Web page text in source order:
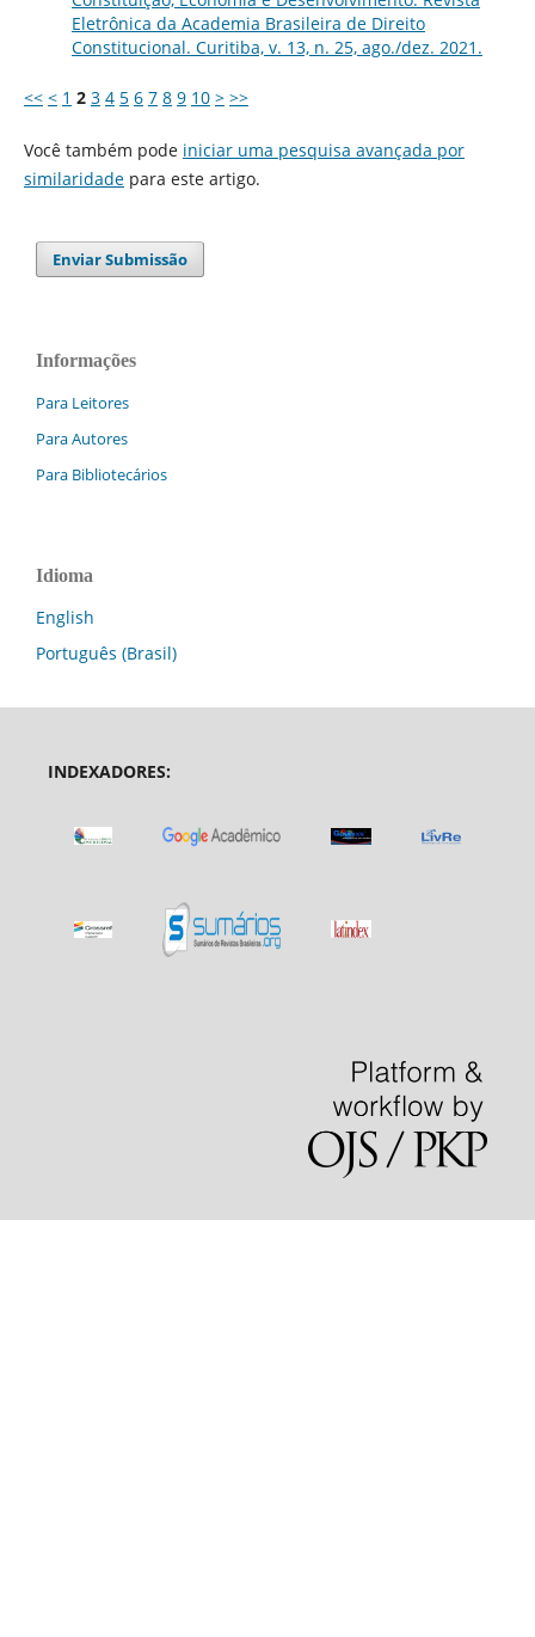
Eletrônica da Academia Brasileira de Direito
Constitucional. Curitiba, v. 13, n. 25, ago./dez. 2021.
<< < 1 2 3 4 5 6 7 8 9 10 > >>
Você também pode iniciar uma pesquisa avançada por
similaridadepara este artigo.
Enviar Submissão
Informações
Para Leitores
Para Autores
Para Bibliotecários
Idioma
English
Português (Brasil)
INDEXADORES: